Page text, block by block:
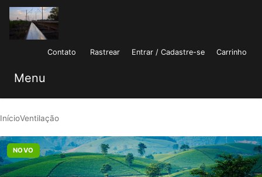
Contato Rastrear Entrar / Cadastre-se Carrinho
Menu
InícioVentilação
NOVO